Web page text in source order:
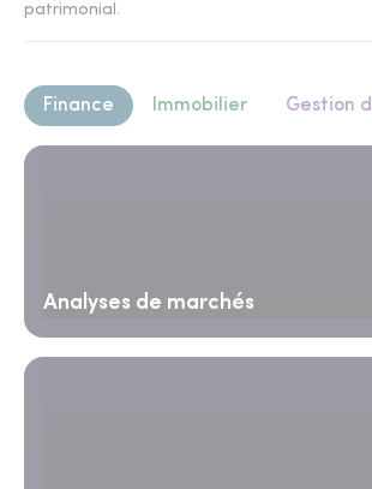
patrimonial.
Finance Immobilier Gestion
Analyses de marchés